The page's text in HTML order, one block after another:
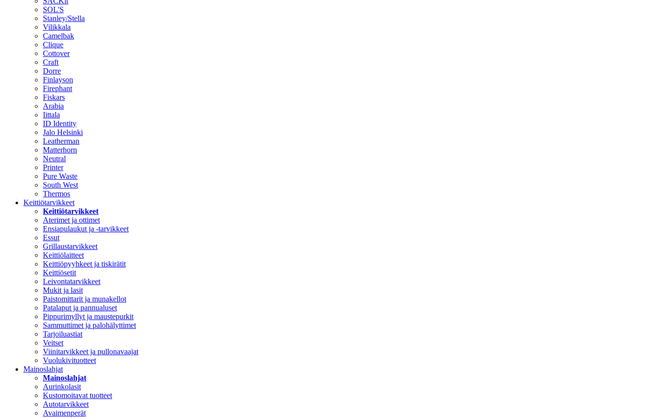
SOL'S
Stanley/Stella
Vilikkala
Camelbak
Clique
Cottover
Craft
Dorre
Finlayson
Firephant
Fiskars
Arabia
Iittala
ID Identity
Jalo Helsinki
Leatherman
Matterhorn
Neutral
Printer
Pure Waste
South West
Thermos
Keittiötarvikkeet
Keittiötarvikkeet
Aterimet ja ottimet
Ensiapulaukut ja -tarvikkeet
Essut
Grillaustarvikkeet
Keittiölaitteet
Keittiöpyyhkeet ja tiskirätit
Keittiösetit
Leivontatarvikkeet
Mukit ja lasit
Paistomittarit ja munakellot
Patalaput ja pannualuset
Pippurimyllyt ja maustepurkit
Sammuttimet ja palohälyttimet
Tarjoiluastiat
Veitset
Viinitarvikkeet ja pullonavaajat
Vuolukivituotteet
Mainoslahjat
Mainoslahjat
Aurinkolasit
Kustomoitavat tuotteet
Autotarvikkeet
Avaimenperät